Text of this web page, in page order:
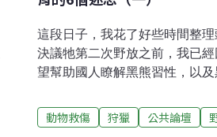
這段日子，我花了好些時間整
決議牠第二次野放之前，我已
望幫助國人瞭解黑熊習性，以
熊類專家，迄今我尚未看到任
和死亡事件的論述，失真、失
動物救傷 狩獵 公共論壇